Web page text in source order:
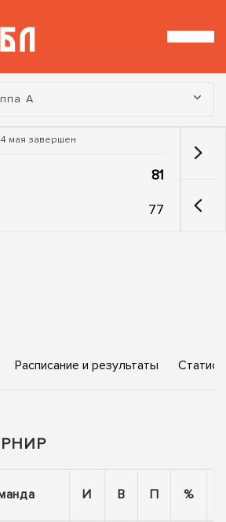
А
мая завершен
81
77
Расписание и результаты
И В П %